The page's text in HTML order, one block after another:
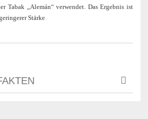
Tabak „Alemán“ verwendet. Das Ergebnis ist
Stärke